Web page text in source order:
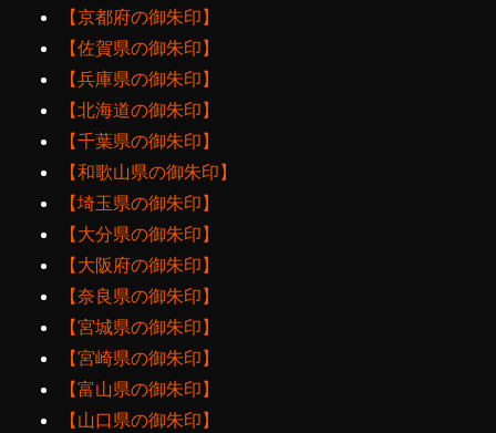
【京都府の御朱印】
【佐賀県の御朱印】
【兵庫県の御朱印】
【北海道の御朱印】
【千葉県の御朱印】
【和歌山県の御朱印】
【埼玉県の御朱印】
【大分県の御朱印】
【大阪府の御朱印】
【奈良県の御朱印】
【宮城県の御朱印】
【宮崎県の御朱印】
【富山県の御朱印】
【山口県の御朱印】